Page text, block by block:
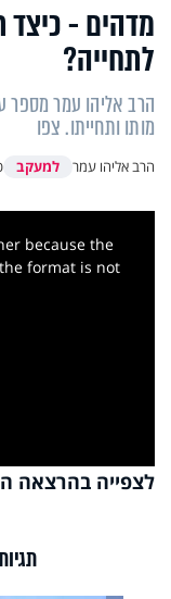
מדהים - כיצד
לתחייה?
הרב אליהו עמר מספר
מותו ותחייתו. צפו
הרב אליהו עמר למעקב
because the
format is not
לצפייה בהרצאה